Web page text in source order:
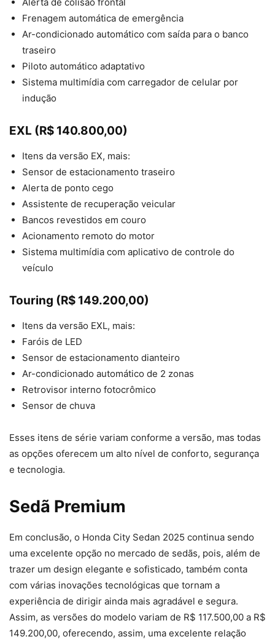
Frenagem automática de emergência
Ar-condicionado automático com saída para o banco
traseiro
Piloto automático adaptativo
Sistema multimídia com carregador de celular por
indução
EXL (R$ 140.800,00)
Itens da versão EX, mais:
Sensor de estacionamento traseiro
Alerta de ponto cego
Assistente de recuperação veicular
Bancos revestidos em couro
Acionamento remoto do motor
Sistema multimídia com aplicativo de controle do
veículo
Touring (R$ 149.200,00)
Itens da versão EXL, mais:
Faróis de LED
Sensor de estacionamento dianteiro
Ar-condicionado automático de 2 zonas
Retrovisor interno fotocrômico
Sensor de chuva
Esses itens de série variam conforme a versão, mas todas
as opções oferecem um alto nível de conforto, segurança
e tecnologia.
Sedã Premium
Em conclusão, o Honda City Sedan 2025 continua sendo
uma excelente opção no mercado de sedãs, pois, além de
trazer um design elegante e sofisticado, também conta
com várias inovações tecnológicas que tornam a
experiência de dirigir ainda mais agradável e segura.
Assim, as versões do modelo variam de R$ 117.500,00 a R$
149.200,00, oferecendo, assim, uma excelente relação